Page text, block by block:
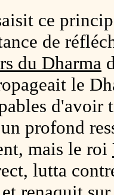
ce
de
du Dharma
le
d'avoir
profond
mais le roi
lutta